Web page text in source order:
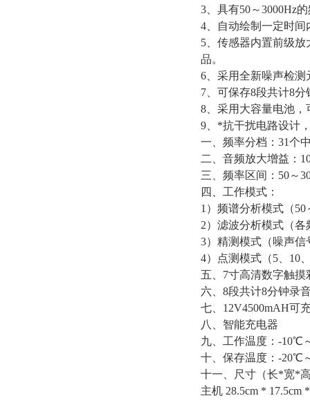
3、具有50～3000Hz
4、自动绘制一定时
5、传感器内置前级
品。
6、采用全新噪声检测
7、可保存8段共计8
8、采用大容量电池
9、*抗干扰电路设计
一、频率分档：31个
二、音频放大增益：
三、频率区间：50～
四、工作模式：
1）频谱分析模式（
2）滤波分析模式（
3）精测模式（噪声信
4）点测模式（5、10
五、7寸高清数字触摸
六、8段共计8分钟录
七、12V4500mAH可
八、智能充电器
九、工作温度：-10℃
十、保存温度：-20℃
十一、尺寸（长*宽*
主机 28.5cm * 17.5cm